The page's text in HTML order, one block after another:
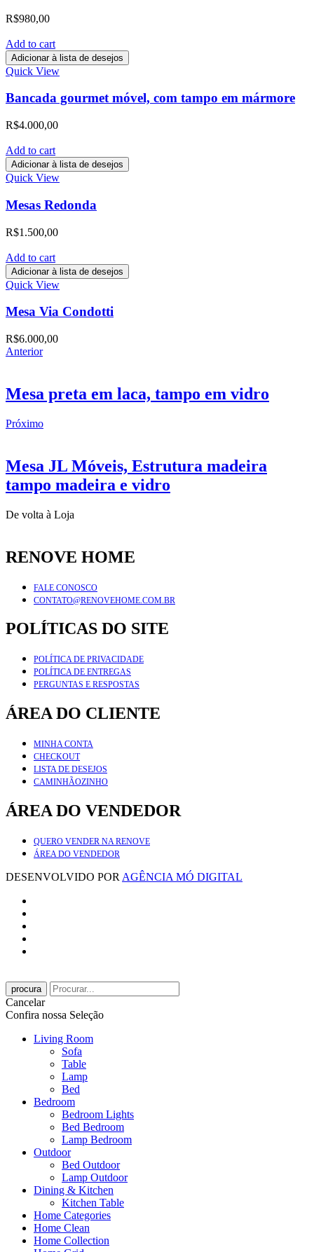
R$980,00
Add to cart
Adicionar à lista de desejos
Quick View
Bancada gourmet móvel, com tampo em mármore
R$4.000,00
Add to cart
Adicionar à lista de desejos
Quick View
Mesas Redonda
R$1.500,00
Add to cart
Adicionar à lista de desejos
Quick View
Mesa Via Condotti
R$6.000,00
Anterior
Mesa preta em laca, tampo em vidro
Próximo
Mesa JL Móveis, Estrutura madeira
tampo madeira e vidro
De volta à Loja
RENOVE HOME
FALE CONOSCO
CONTATO@RENOVEHOME.COM.BR
POLÍTICAS DO SITE
POLÍTICA DE PRIVACIDADE
POLÍTICA DE ENTREGAS
PERGUNTAS E RESPOSTAS
ÁREA DO CLIENTE
MINHA CONTA
CHECKOUT
LISTA DE DESEJOS
CAMINHÃOZINHO
ÁREA DO VENDEDOR
QUERO VENDER NA RENOVE
ÁREA DO VENDEDOR
DESENVOLVIDO POR AGÊNCIA MÓ DIGITAL
procura
Cancelar
Confira nossa Seleção
Living Room
Sofa
Table
Lamp
Bed
Bedroom
Bedroom Lights
Bed Bedroom
Lamp Bedroom
Outdoor
Bed Outdoor
Lamp Outdoor
Dining & Kitchen
Kitchen Table
Home Categories
Home Clean
Home Collection